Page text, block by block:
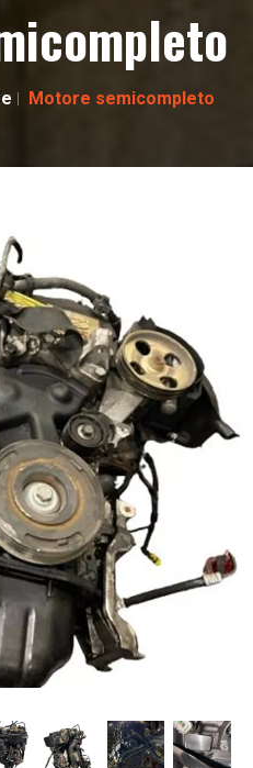
Motore semicompleto